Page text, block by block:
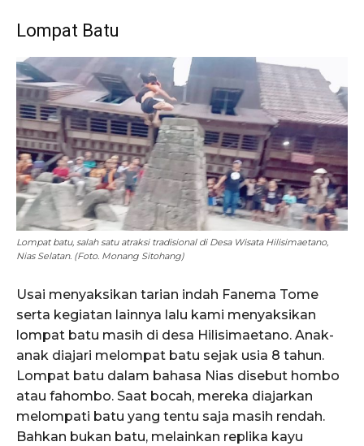
Lompat Batu
Lompat batu, salah satu atraksi tradisional di Desa Wisata Hilisimaetano,
Nias Selatan. (Foto. Monang Sitohang)
Usai menyaksikan tarian indah Fanema Tome
serta kegiatan lainnya lalu kami menyaksikan
lompat batu masih di desa Hilisimaetano. Anak-
anak diajari melompat batu sejak usia 8 tahun.
Lompat batu dalam bahasa Nias disebut hombo
atau fahombo. Saat bocah, mereka diajarkan
melompati batu yang tentu saja masih rendah.
Bahkan bukan batu, melainkan replika kayu